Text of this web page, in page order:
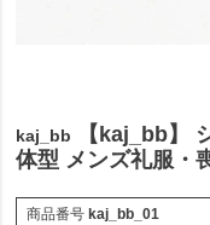
kaj_bb
【kaj_bb】
体型 メンズ礼服・
商品番号 kaj_bb_01